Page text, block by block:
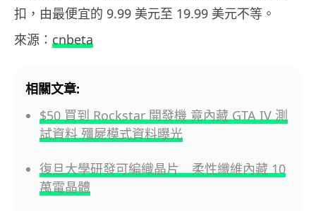
扣，由最便宜的 9.99 美元至 19.99 美元不等。
來源： cnbeta
相關文章:
$50 買到 Rockstar 開發機 竟內藏 GTA IV 測
試資料 殭屍模式資料曝光
復旦大學研發可編織晶片 柔性纖維內藏 10
萬電晶體